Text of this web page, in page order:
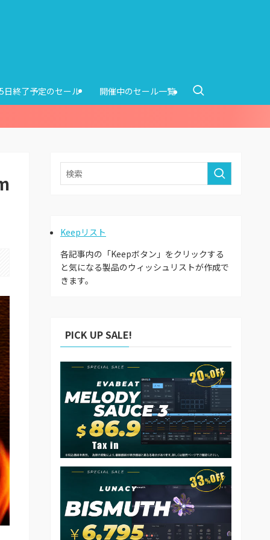
終了予定のセール 開催中のセール一覧
Keepリスト
各記事内の「Keepボタン」をクリックする
と気になる製品のウィッシュリストが作成で
きます。
PICK UP SALE!